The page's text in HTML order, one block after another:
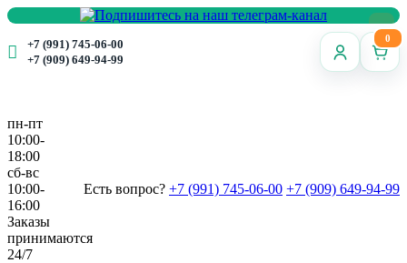
+7 (991) 745-06-00
+7 (909) 649-94-99
0
пн-пт
10:00-
18:00
сб-вс
10:00-
16:00
Заказы
принимаются
24/7
Есть вопрос? +7 (991) 745-06-00 +7 (909) 649-94-99